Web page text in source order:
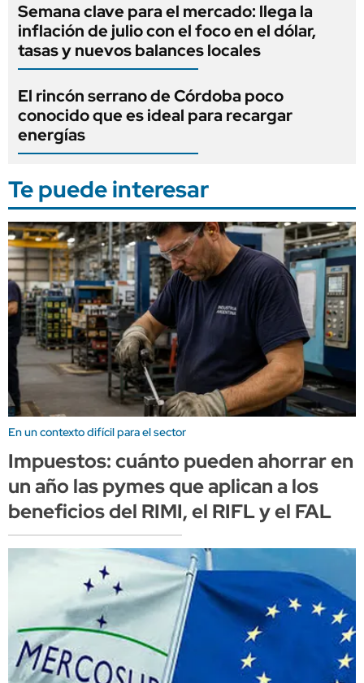
Semana clave para el mercado: llega la
inflación de julio con el foco en el dólar,
tasas y nuevos balances locales
El rincón serrano de Córdoba poco
conocido que es ideal para recargar
energías
Te puede interesar
En un contexto difícil para el sector
Impuestos: cuánto pueden ahorrar en
un año las pymes que aplican a los
beneficios del RIMI, el RIFL y el FAL